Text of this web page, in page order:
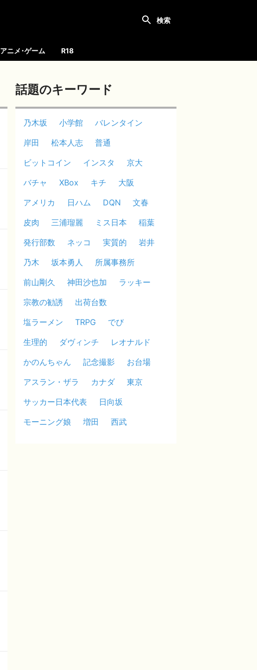
アニメ･ゲーム R18
話題のキーワード
乃木坂 小学館
バレンタイン
岸田
松本人志
普通
ビットコイン
インスタ
京大
バチャ
XBox キチ
大阪
アメリカ
日ハム DQN
文春
皮肉
三浦瑠麗 ミス日本
稲葉
発行部数
ネッコ 実質的
岩井
乃木
坂本勇人
所属事務所
前山剛久
神田沙也加
ラッキー
宗教の勧誘
出荷台数
塩ラーメン
TRPG
でび
生理的
ダヴィンチ
レオナルド
かのんちゃん
記念撮影
お台場
アスラン・ザラ
カナダ
東京
サッカー日本代表
日向坂
モーニング娘
増田 西武